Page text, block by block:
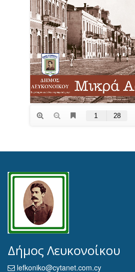
Δήμος Λευκονοίκου
lefkoniko@cytanet.com.cy